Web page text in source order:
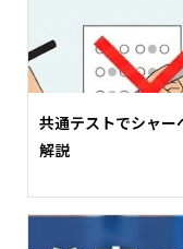
共通テストでシャー
解説